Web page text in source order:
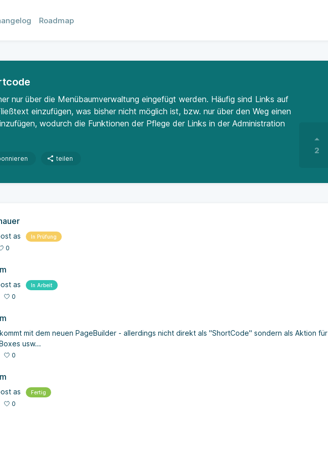
Roadmap
nur über die Menübaumverwaltung eingefügt werden. Häufig sind Links auf
einzufügen, was bisher nicht möglich ist, bzw. nur über den Weg einen
wodurch die Funktionen der Pflege der Links in der Administration
teilen
2
as In Prüfung
0
as In Arbeit
0
mit dem neuen PageBuilder - allerdings nicht direkt als "ShortCode" sondern als Aktion für
usw...
0
as Fertig
0